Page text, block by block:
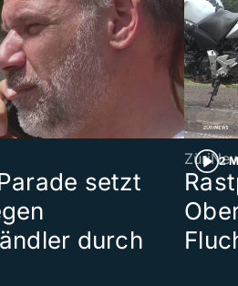
setzt
durch
2